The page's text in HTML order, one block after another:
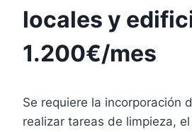
locales y
1.200€/mes
Se requiere la incorporación
realizar tareas de limpieza,